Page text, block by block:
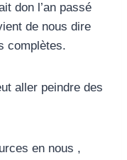
don l’an passé
de nous dire
complètes.
aller peindre des
en nous ,